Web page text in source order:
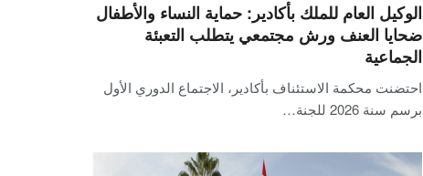
الوكيل العام للملك بأكادير: حماية النساء والأطفال
ضحايا العنف ورش مجتمعي يتطلب التعبئة
الجماعية
احتضنت محكمة الاستئناف بأكادير، الاجتماع الدوري الأول
برسم سنة 2026 للجنة…